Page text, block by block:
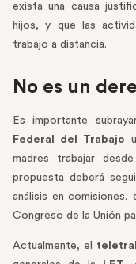
exista una causa
hijos, y que las
trabajo a distancia.
No es un
Es importante
Federal del Trabajo
madres trabajar
propuesta deberá
análisis en comisiones,
Congreso de la Unión
Actualmente, el